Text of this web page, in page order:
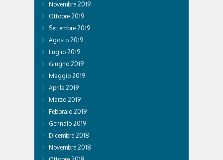
Novembre 2019
Ottobre 2019
Settembre 2019
Agosto 2019
Luglio 2019
Giugno 2019
Maggio 2019
Aprile 2019
Marzo 2019
Febbraio 2019
Gennaio 2019
Dicembre 2018
Novembre 2018